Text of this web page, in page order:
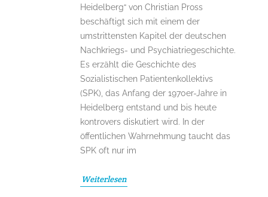
Heidelberg“ von Christian Pross
beschäftigt sich mit einem der
umstrittensten Kapitel der deutschen
Nachkriegs- und Psychiatriegeschichte.
Es erzählt die Geschichte des
Sozialistischen Patientenkollektivs
(SPK), das Anfang der 1970er-Jahre in
Heidelberg entstand und bis heute
kontrovers diskutiert wird. In der
öffentlichen Wahrnehmung taucht das
SPK oft nur im
Weiterlesen